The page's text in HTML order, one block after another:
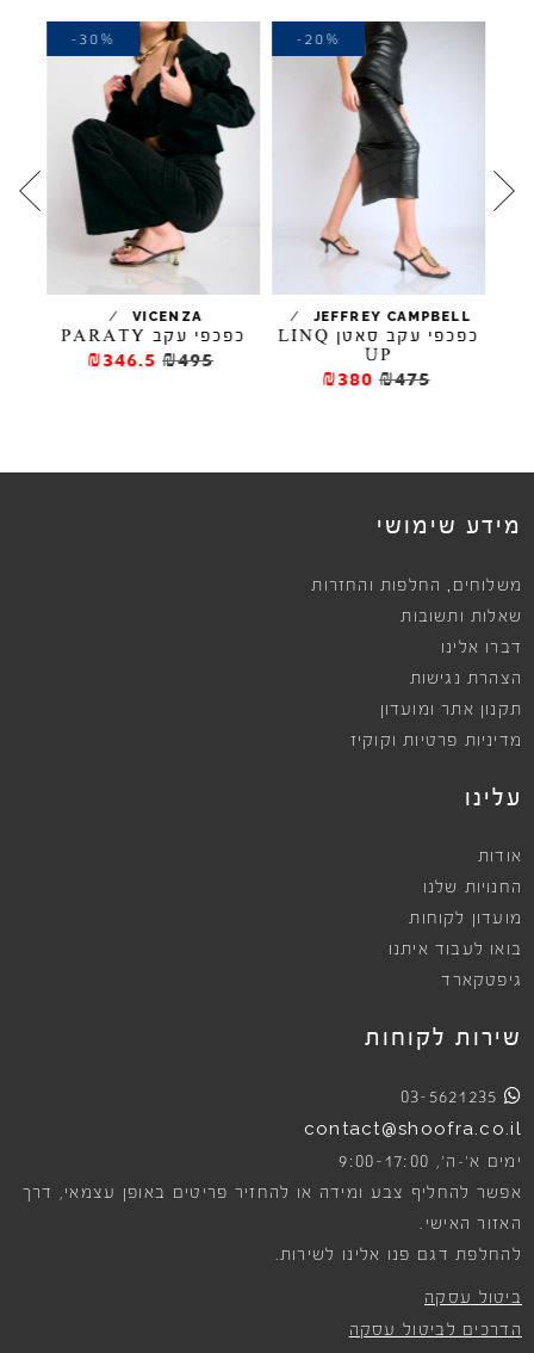
JEFFREY CAMPBELL
/
כפכפי עקב סאטן LINQ
UP
₪475
₪380
-20%
VICENZA
/
כפכפי עקב PARATY
₪495
₪346.5
-30%
מידע שימושי
משלוחים , החלפות והחזרות
שאלות ותשובות
דברו אלינו
הצהרת נגישות
תקנון אתר ומועדון
מדיניות פרטיות וקוקיז
עלינו
אודות
החנויות שלנו
מועדון לקוחות
בואו לעבוד איתנו
גיפטקארד
שירות לקוחות
03-5621235
contact@shoofra.co.il
ימים א׳-ה׳, 9:00-17:00
אפשר להחליף צבע ומידה או להחזיר פריטים באופן עצמאי, דרך
האזור האישי.
להחלפת דגם פנו אלינו לשירות.
ביטול עסקה
הדרכים לביטול עסקה